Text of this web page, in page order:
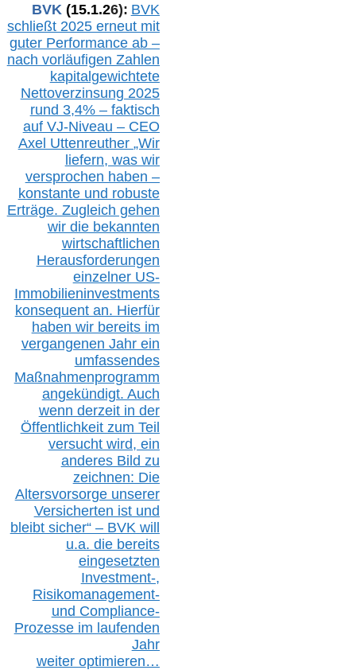
BVK (15.1.26): BVK
schließt 2025 erneut mit
guter Performance ab –
nach vorläufigen Zahlen
kapitalgewichtete
Nettoverzinsung 2025
rund 3,4% – faktisch
auf VJ-Niveau – CEO
Axel Uttenreuther „Wir
liefern, was wir
versprochen haben –
konstante und robuste
Erträge. Zugleich gehen
wir die bekannten
wirtschaftlichen
Herausforderungen
einzelner US-
Immobilieninvestments
konsequent an. Hierfür
haben wir bereits im
vergangenen Jahr ein
umfassendes
Maßnahmenprogramm
angekündigt. Auch
wenn derzeit in der
Öffentlichkeit zum Teil
versucht wird, ein
anderes Bild zu
zeichnen: Die
Altersvorsorge unserer
Versicherten ist und
bleibt sicher“ – BVK will
u.a. die bereits
eingesetzten
Investment-,
Risikomanagement-
und Compliance-
Prozesse im laufenden
Jahr
weiter optimieren…